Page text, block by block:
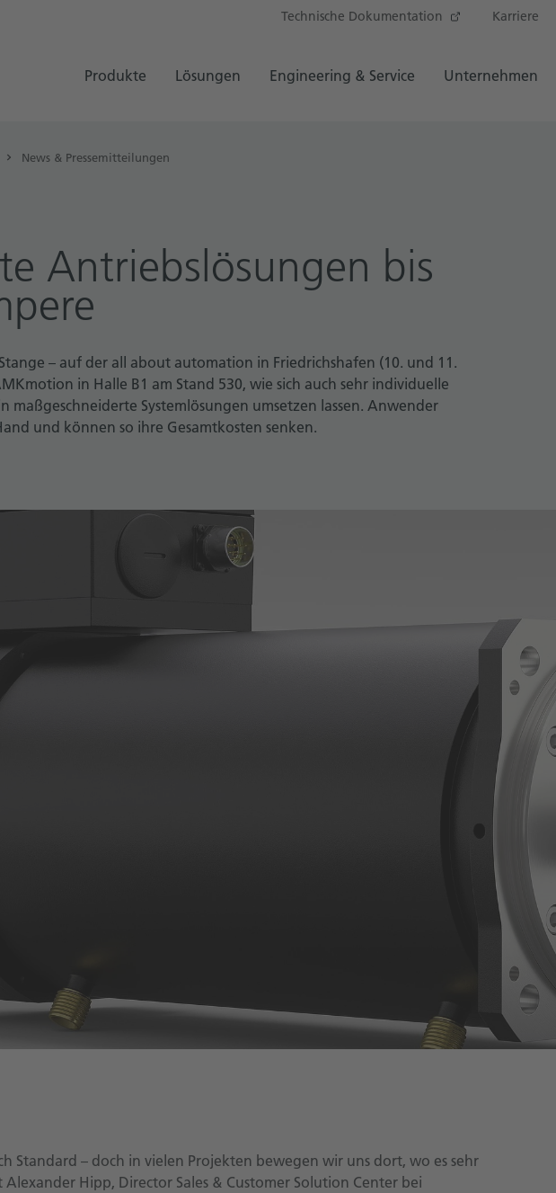
Technische Dokumentation Karriere
Produkte Lösungen Engineering & Service Unternehmen
News & Pressemitteilungen
Antriebslösungen bis
– auf der all about automation in Friedrichshafen (10. und 11.
in Halle B1 am Stand 530, wie sich auch sehr individuelle
Systemlösungen umsetzen lassen. Anwender
und können so ihre Gesamtkosten senken.
Standard – doch in vielen Projekten bewegen wir uns dort, wo es sehr
Alexander Hipp, Director Sales & Customer Solution Center bei